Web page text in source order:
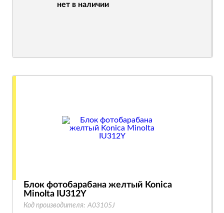
нет в наличии
Блок фотобарабана желтый Konica
Minolta IU312Y
Код производителя: A03105J